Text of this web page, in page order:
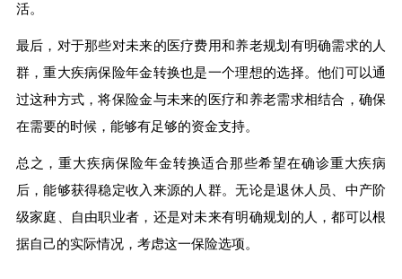
活。
最后，对于那些对未来的医疗费用和养老规划有明确需求的人
群，重大疾病保险年金转换也是一个理想的选择。他们可以通
过这种方式，将保险金与未来的医疗和养老需求相结合，确保
在需要的时候，能够有足够的资金支持。
总之，重大疾病保险年金转换适合那些希望在确诊重大疾病
后，能够获得稳定收入来源的人群。无论是退休人员、中产阶
级家庭、自由职业者，还是对未来有明确规划的人，都可以根
据自己的实际情况，考虑这一保险选项。